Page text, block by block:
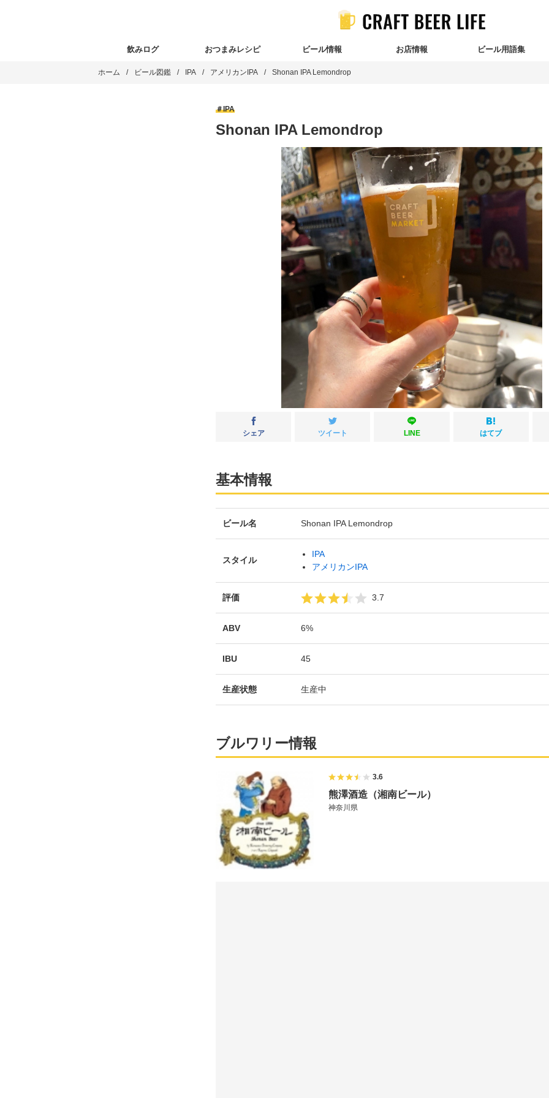
飲みログ おつまみレシピ ビール情報 お店情報 ビール用語集
ホーム ビール図鑑 IPA アメリカンIPA Shonan IPA Lemondrop
IPA
Shonan IPA Lemondrop
シェア ツイート LINE はてブ
基本情報
ビール名 Shonan IPA Lemondrop
スタイル
IPA
アメリカンIPA
評価 3.7
ABV 6%
IBU 45
生産状態 生産中
ブルワリー情報
3.6
熊澤酒造（湘南ビール）
神奈川県